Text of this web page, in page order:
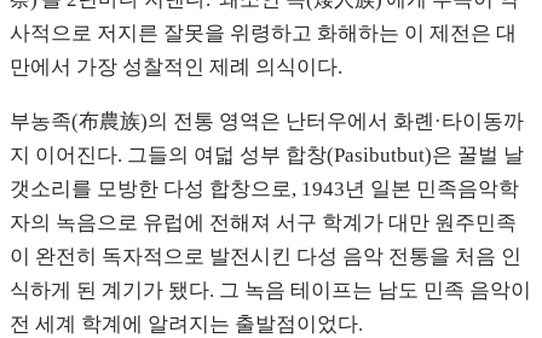
사적으로 저지른 잘못을 위령하고 화해하는 이 제전은 대
만에서 가장 성찰적인 제례 의식이다.
부농족(布農族)의 전통 영역은 난터우에서 화롄·타이동까
지 이어진다. 그들의 여덟 성부 합창(Pasibutbut)은 꿀벌 날
갯소리를 모방한 다성 합창으로, 1943년 일본 민족음악학
자의 녹음으로 유럽에 전해져 서구 학계가 대만 원주민족
이 완전히 독자적으로 발전시킨 다성 음악 전통을 처음 인
식하게 된 계기가 됐다. 그 녹음 테이프는 남도 민족 음악이
전 세계 학계에 알려지는 출발점이었다.